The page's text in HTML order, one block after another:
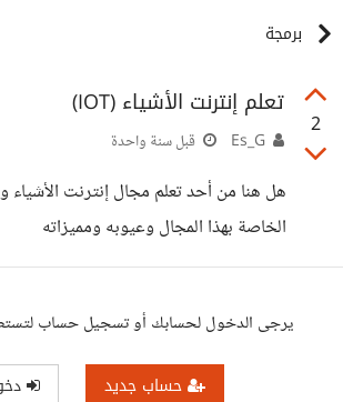
برمجة
2
تعلم إنترنت الأشياء (IOT)
قبل سنة واحدة
هل هنا من أحد تعلم مجال إنترنت الأشياء
الخاصة بهذا المجال وعيوبه ومميزاته
يرجى الدخول لحسابك أو تسجيل حساب
حساب جديد